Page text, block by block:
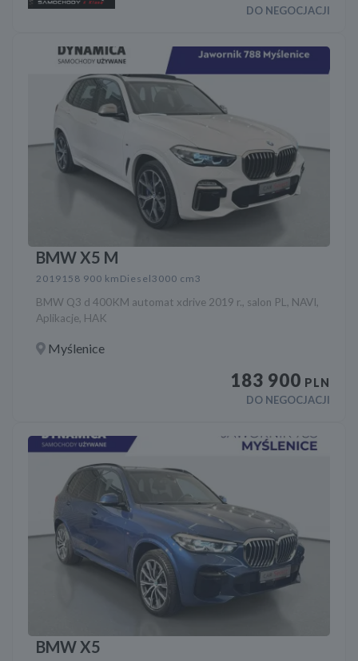
DO NEGOCJACJI
BMW X5 M
2019 158 900 km Diesel3000 cm3
BMW Q3 d 400KM automat xdrive 2019 r., salon PL, NAVI,
Aplikacje, HAK
Myślenice
183 900 PLN
DO NEGOCJACJI
BMW X5